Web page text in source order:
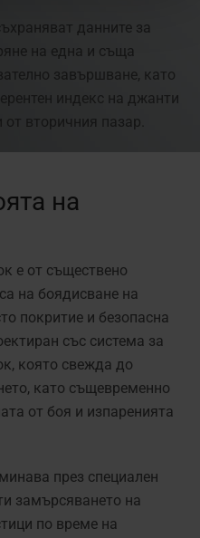
данните за
на една и съща
завършване, като
индекс на джанти
от вторичния пазар.
на
е от съществено
на боядисване на
покритие и безопасна
със система за
която свежда до
като същевременно
от боя и изпаренията
през специален
замърсяването на
по време на